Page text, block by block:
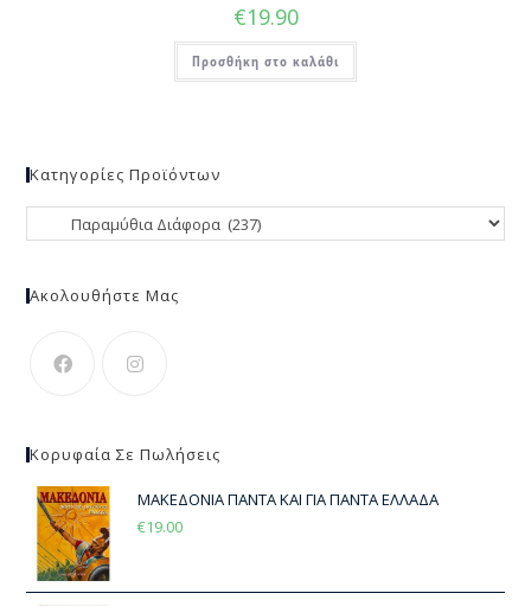
€19.90
Προσθήκη στο καλάθι
Κατηγορίες Προϊόντων
Ακολουθήστε Μας
Κορυφαία Σε Πωλήσεις
ΜΑΚΕΔΟΝΙΑ ΠΑΝΤΑ ΚΑΙ ΓΙΑ ΠΑΝΤΑ ΕΛΛΑΔΑ
€19.00